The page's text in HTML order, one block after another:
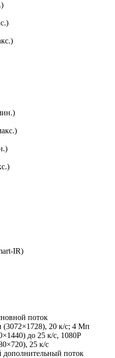
.)
.)
.)
.)
.)
.)
.)
-IR)
поток
(3072×1728), 20 к/с; 4 Мп
×1440) до 25 к/с, 1080P
×720), 25 к/с
дополнительный поток